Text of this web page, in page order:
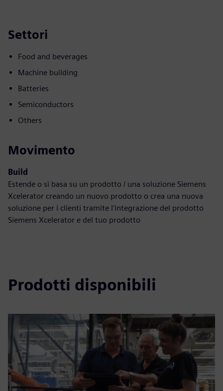
Settori
Food and beverages
Machine building
Batteries
Semiconductors
Others
Movimento
Build
Estende o si basa su un prodotto / una soluzione Siemens
Xcelerator creando un nuovo prodotto o crea una nuova
soluzione per i clienti tramite l'integrazione del prodotto
Siemens Xcelerator e del tuo prodotto
Prodotti disponibili